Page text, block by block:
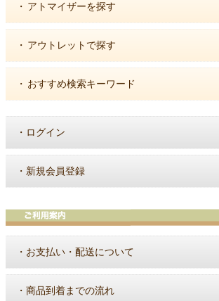
・ アトマイザーを探す
・ アウトレットで探す
・ おすすめ検索キーワード
・ ログイン
・ 新規会員登録
・ お支払い・配送について
・ 商品到着までの流れ